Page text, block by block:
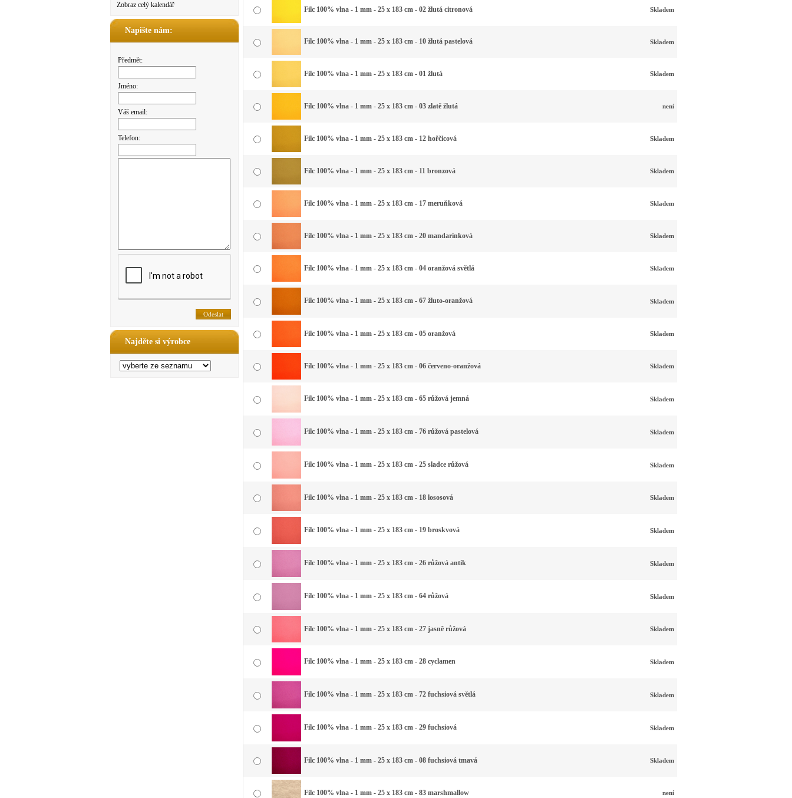
Zobraz celý kalendář
Napište nám:
Předmět:
Jméno:
Váš email:
Telefon:
Najděte si výrobce
Filc 100% vlna - 1 mm - 25 x 183 cm - 02 žlutá citronová Skladem
Filc 100% vlna - 1 mm - 25 x 183 cm - 10 žlutá pastelová Skladem
Filc 100% vlna - 1 mm - 25 x 183 cm - 01 žlutá Skladem
Filc 100% vlna - 1 mm - 25 x 183 cm - 03 zlatě žlutá není
Filc 100% vlna - 1 mm - 25 x 183 cm - 12 hořčicová Skladem
Filc 100% vlna - 1 mm - 25 x 183 cm - 11 bronzová Skladem
Filc 100% vlna - 1 mm - 25 x 183 cm - 17 meruňková Skladem
Filc 100% vlna - 1 mm - 25 x 183 cm - 20 mandarinková Skladem
Filc 100% vlna - 1 mm - 25 x 183 cm - 04 oranžová světlá Skladem
Filc 100% vlna - 1 mm - 25 x 183 cm - 67 žluto-oranžová Skladem
Filc 100% vlna - 1 mm - 25 x 183 cm - 05 oranžová Skladem
Filc 100% vlna - 1 mm - 25 x 183 cm - 06 červeno-oranžová Skladem
Filc 100% vlna - 1 mm - 25 x 183 cm - 65 růžová jemná Skladem
Filc 100% vlna - 1 mm - 25 x 183 cm - 76 růžová pastelová Skladem
Filc 100% vlna - 1 mm - 25 x 183 cm - 25 sladce růžová Skladem
Filc 100% vlna - 1 mm - 25 x 183 cm - 18 lososová Skladem
Filc 100% vlna - 1 mm - 25 x 183 cm - 19 broskvová Skladem
Filc 100% vlna - 1 mm - 25 x 183 cm - 26 růžová antik Skladem
Filc 100% vlna - 1 mm - 25 x 183 cm - 64 růžová Skladem
Filc 100% vlna - 1 mm - 25 x 183 cm - 27 jasně růžová Skladem
Filc 100% vlna - 1 mm - 25 x 183 cm - 28 cyclamen Skladem
Filc 100% vlna - 1 mm - 25 x 183 cm - 72 fuchsiová světlá Skladem
Filc 100% vlna - 1 mm - 25 x 183 cm - 29 fuchsiová Skladem
Filc 100% vlna - 1 mm - 25 x 183 cm - 08 fuchsiová tmavá Skladem
Filc 100% vlna - 1 mm - 25 x 183 cm - 83 marshmallow není